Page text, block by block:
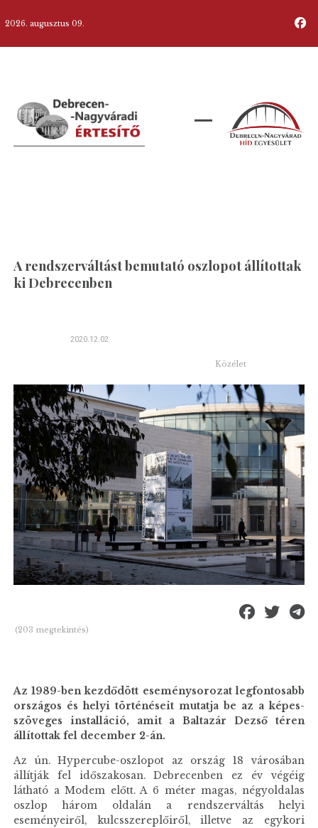
2026. augusztus 09.
A rendszerváltást bemutató oszlopot állítottak
ki Debrecenben
2020.12.02
Közélet
(203 megtekintés)
Az 1989-ben kezdődött eseménysorozat legfontosabb
országos és helyi történéseit mutatja be az a képes-
szöveges installáció, amit a Baltazár Dezső téren
állítottak fel december 2-án.
Az ún. Hypercube-oszlopot az ország 18 városában
állítják fel időszakosan. Debrecenben ez év végéig
látható a Modem előtt. A 6 méter magas, négyoldalas
oszlop három oldalán a rendszerváltás helyi
eseményeiről, kulcsszereplőiről, illetve az egykori